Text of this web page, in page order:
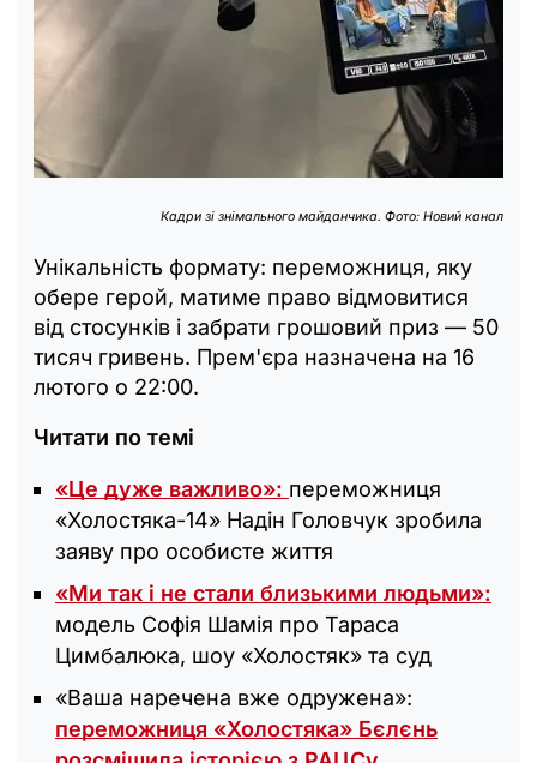
Кадри зі знімального майданчика. Фото: Новий канал
Унікальність формату: переможниця, яку
обере герой, матиме право відмовитися
від стосунків і забрати грошовий приз — 50
тисяч гривень. Прем'єра назначена на 16
лютого о 22:00.
Читати по темі
«Це дуже важливо‎»: переможниця
«Холостяка-14» Надін Головчук зробила
заяву про особисте життя
«Ми так і не стали близькими людьми»:
модель Софія Шамія про Тараса
Цимбалюка, шоу «Холостяк» та суд
«Ваша наречена вже одружена»:
переможниця «Холостяка» Бєлєнь